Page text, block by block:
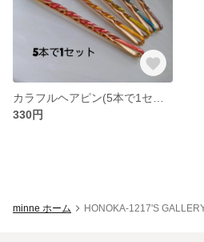
330円
minne ホーム HONOKA-1217'S